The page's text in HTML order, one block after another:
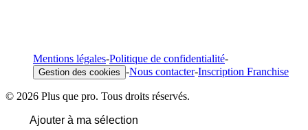
Mentions légales-Politique de confidentialité-
Gestion des cookies -Nous contacter-Inscription Franchise
© 2026 Plus que pro. Tous droits réservés.
Ajouter à ma sélection